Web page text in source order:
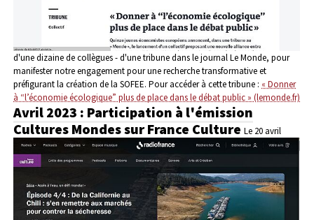
d'une dizaine de collègues - d'une tribune dans le journal Le Monde, pour
manifester notre engagement pour une recherche transformative et
préfigurant la création de la SOFEE. Pour accéder à cette tribune : « Donner
à “l’économie écologique” plus de place dans le débat public » (lemonde.fr)
Avril 2023 : Participation à l'émission
Cultures Mondes sur France Culture Le 20 avril